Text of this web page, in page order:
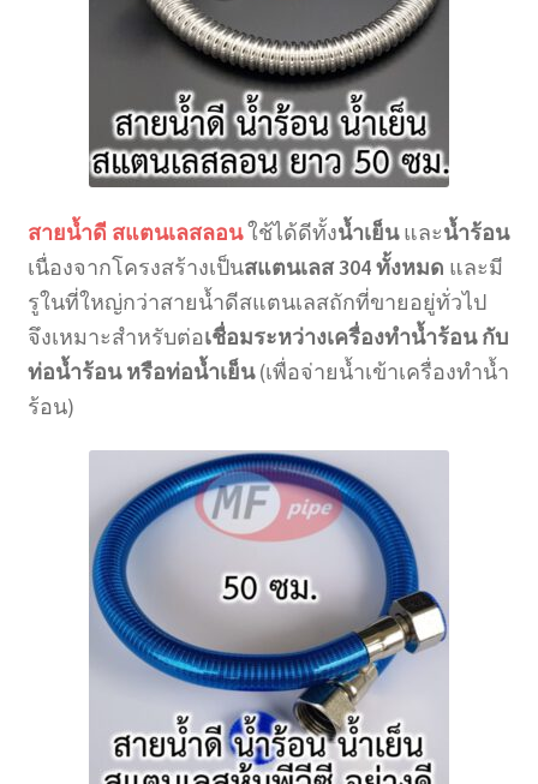
สายน้ำดี สแตนเลสลอนใช้ได้ดีทั้งน้ำเย็นและน้ำร้อน
เนื่องจากโครงสร้างเป็นสแตนเลส 304 ทั้งหมด และมี
รูในที่ใหญ่กว่าสายน้ำดีสแตนเลสถักที่ขายอยู่ทั่วไป
จึงเหมาะสำหรับต่อเชื่อมระหว่างเครื่องทำน้ำร้อน กับ
ท่อน้ำร้อน หรือท่อน้ำเย็น(เพื่อจ่ายน้ำเข้าเครื่องทำน้ำ
ร้อน)